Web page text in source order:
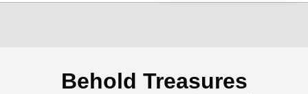
Behold Treasures